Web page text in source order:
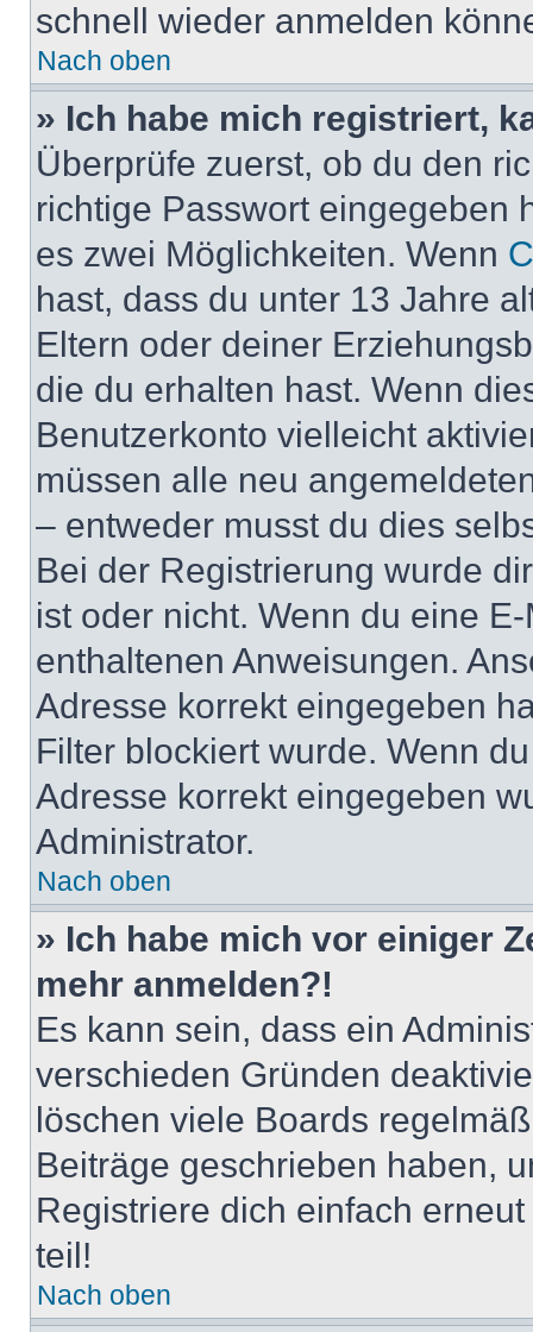
schnell wieder anmelden
Nach oben
» Ich habe mich registriert,
Überprüfe zuerst, ob du den
richtige Passwort eingegeben
es zwei Möglichkeiten. Wenn
hast, dass du unter 13 Jahre
Eltern oder deiner
die du erhalten hast. Wenn
Benutzerkonto vielleicht
müssen alle neu
– entweder musst du dies
Bei der Registrierung wurde
ist oder nicht. Wenn du eine
enthaltenen Anweisungen.
Adresse korrekt eingegeben
Filter blockiert wurde. Wenn
Adresse korrekt eingegeben
Administrator.
Nach oben
» Ich habe mich vor einiger
mehr anmelden?!
Es kann sein, dass ein
verschieden Gründen
löschen viele Boards
Beiträge geschrieben haben,
Registriere dich einfach
teil!
Nach oben